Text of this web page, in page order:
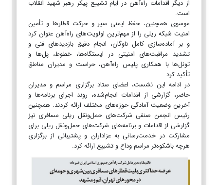
از دیگر اقدامات راه‌آهن در ایام تشییع پیکر رهبر شهید انقلاب
است.
موسوی همچنین، حفظ ایمنی سیر و حرکت قطارها و تأمین
امنیت شبکه ریلی را از مهم‌ترین اولویت‌های راه‌آهن عنوان کرد
و بر آماده‌سازی کامل ناوگان، انجام دقیق بازدیدهای فنی و
تشدید مراقبت‌های امنیتی در ایستگاه‌ها، خطوط، پل‌ها و
تونل‌ها با همکاری پلیس راه‌آهن، حراست و مدیران مناطق
تأکید کرد.
در ادامه این نشست، اعضای ستاد برگزاری مراسم و مدیران
حاضر، گزارشی از اقدامات انجام‌شده، روند اجرای برنامه‌ها و
آخرین وضعیت آمادگی حوزه‌های مختلف ارائه کردند. همچنین
رئیس انجمن صنفی شرکت‌های حمل‌ونقل ریلی مسافری نیز
گزارشی از اقدامات و برنامه‌های شرکت‌های حمل‌ونقل ریلی برای
مشارکت در خدمت‌رسانی به عزاداران و پشتیبانی از برگزاری
هرچه باشکوه‌تر مراسم وداع و تشییع ارائه کرد.